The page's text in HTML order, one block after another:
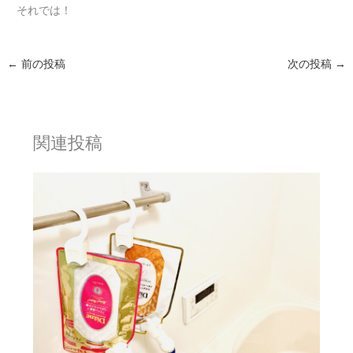
それでは！
← 前の投稿 次の投稿 →
関連投稿